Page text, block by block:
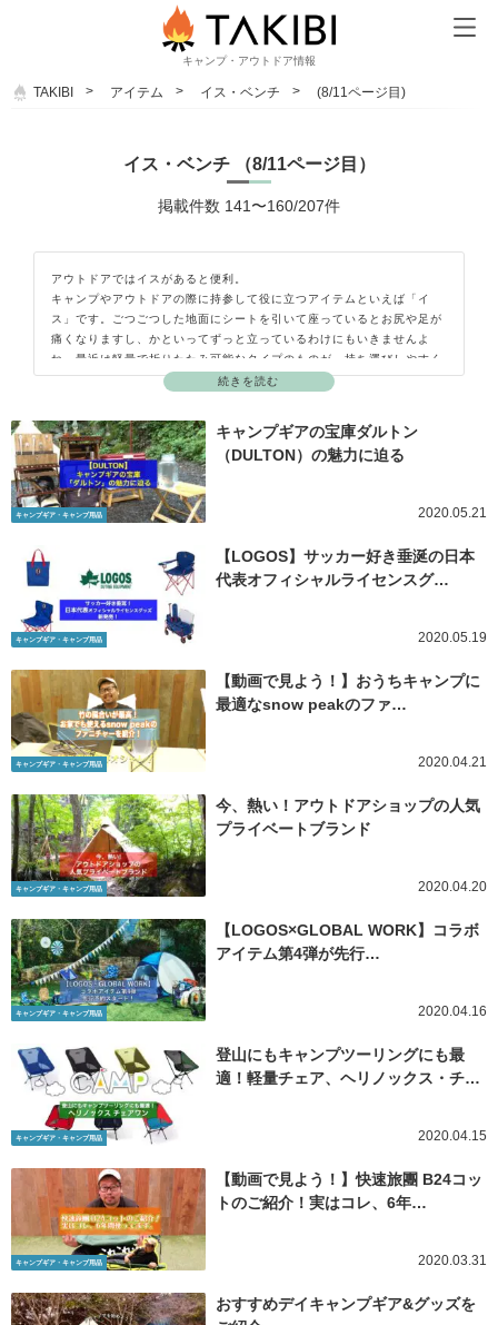
キャンプ・アウトドア情報
TAKIBI アイテム イス・ベンチ (8/11ページ目)
イス・ベンチ （8/11ページ目）
掲載件数 141〜160/207件
続きを読む
アウトドアではイスがあると便利。
キャンプやアウトドアの際に持参して役に立つアイテムといえば「イ
ス」です。ごつごつした地面にシートを引いて座っているとお尻や足が
痛くなりますし、かといってずっと立っているわけにもいきませんよ
ね。最近は軽量で折りたたみ可能なタイプのものが、持ち運びしやすく
てオススメですよ。キャンプ場やバーベキュー場などによっては最初か
なることもありますし、物を置くスペースが足りないときにも使えるの
で持って行って損はありません。常に車のトランクに入れておくと、い
ざというときにとっても重宝しますよ。
キャンプギア・キャンプ用品
キャンプギアの宝庫ダルトン
（DULTON）の魅力に迫る
2020.05.21
キャンプギア・キャンプ用品
【LOGOS】サッカー好き垂涎の日本
代表オフィシャルライセンスグ…
2020.05.19
キャンプギア・キャンプ用品
【動画で見よう！】おうちキャンプに
最適なsnow peakのファ…
2020.04.21
キャンプギア・キャンプ用品
今、熱い！アウトドアショップの人気
プライベートブランド
2020.04.20
キャンプギア・キャンプ用品
【LOGOS×GLOBAL WORK】コラボ
アイテム第4弾が先行…
2020.04.16
キャンプギア・キャンプ用品
登山にもキャンプツーリングにも最
適！軽量チェア、ヘリノックス・チ…
2020.04.15
キャンプギア・キャンプ用品
【動画で見よう！】快速旅團 B24コッ
トのご紹介！実はコレ、6年…
2020.03.31
おすすめデイキャンプギア&グッズを